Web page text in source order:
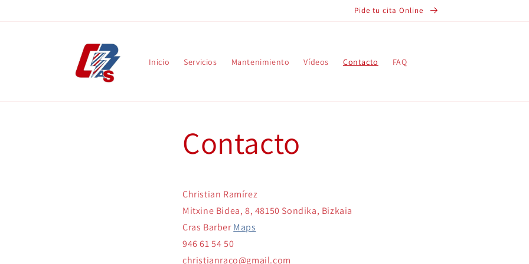
Pide tu cita Online
Inicio Servicios Mantenimiento Vídeos Contacto FAQ
Contacto
Christian Ramírez
Mitxine Bidea, 8, 48150 Sondika, Bizkaia
Cras BarberMaps
946 61 54 50
christianraco@gmail.com